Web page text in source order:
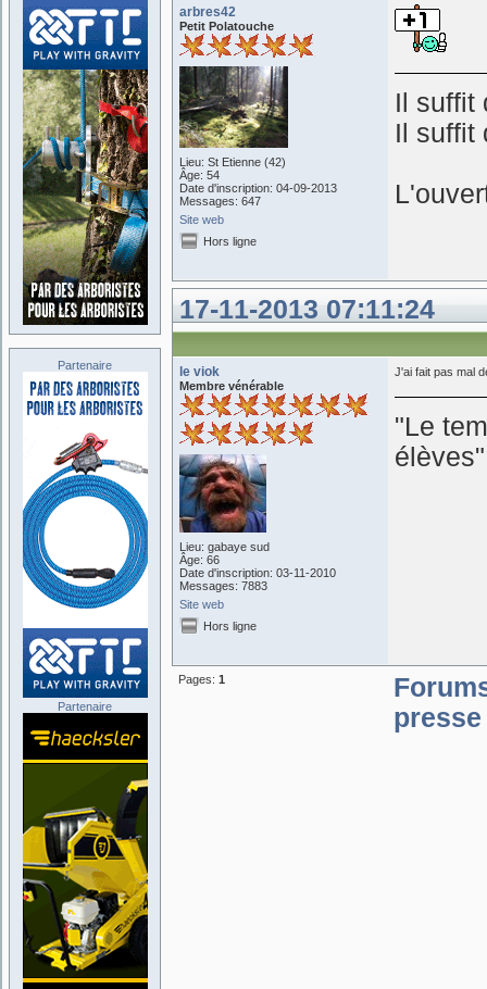
arbres42
Petit Polatouche
Lieu: St Etienne (42)
Âge: 54
Date d'inscription: 04-09-2013
Messages: 647
Site web
Il suffit
Il suffit
Hors ligne
17-11-2013 07:11:24
le viok
Membre vénérable
Lieu: gabaye sud
Âge: 66
Date d'inscription: 03-11-2010
Messages: 7883
Site web
J'ai fait pas mal
"Le
Hors ligne
Pages: 1
presse
Partenaire
Partenaire